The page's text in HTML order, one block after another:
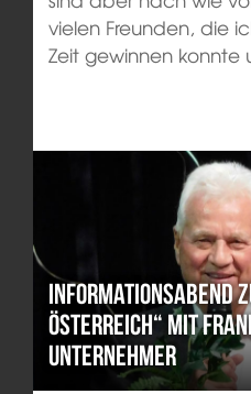
vielen Freunden, die
Zeit gewinnen
Informationsabend
Österreich“ mit
Unternehmer